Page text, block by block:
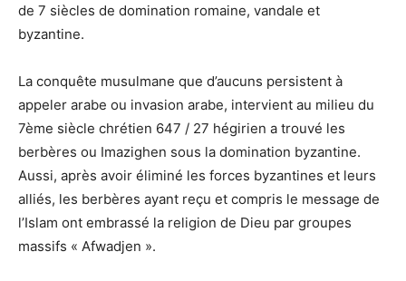
de 7 siècles de domination romaine, vandale et
byzantine.
La conquête musulmane que d’aucuns persistent à
appeler arabe ou invasion arabe, intervient au milieu du
7ème siècle chrétien 647 / 27 hégirien a trouvé les
berbères ou Imazighen sous la domination byzantine.
Aussi, après avoir éliminé les forces byzantines et leurs
alliés, les berbères ayant reçu et compris le message de
l’Islam ont embrassé la religion de Dieu par groupes
massifs « Afwadjen ».